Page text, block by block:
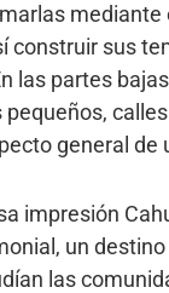
mediante
construir sus
las partes
general de
impresión
un
las